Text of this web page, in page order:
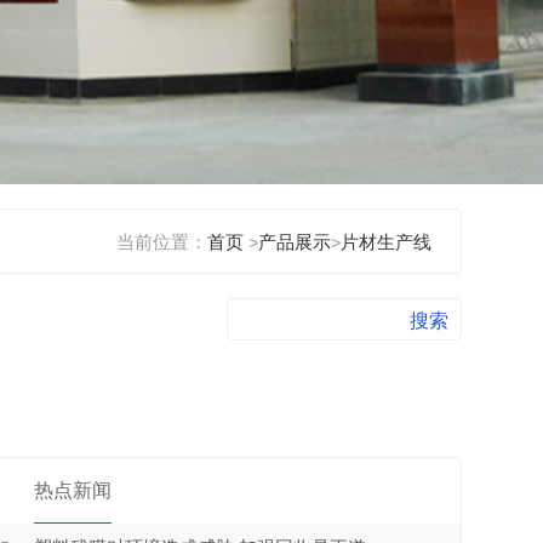
当前位置： 首页 >产品展示>片材生产线
热点新闻